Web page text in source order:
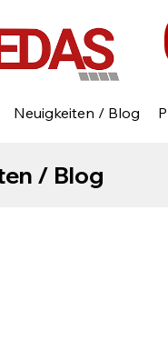
Neuigkeiten / Blog
/ Blog